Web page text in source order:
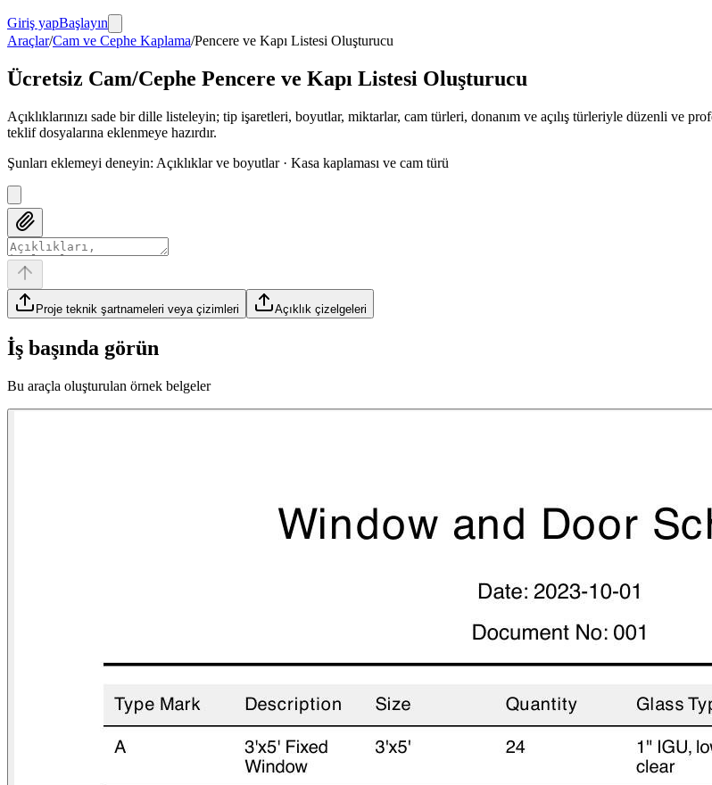
Giriş yapBaşlayın
Araçlar/Cam ve Cephe Kaplama/Pencere ve Kapı Listesi Oluşturucu
Ücretsiz Cam/Cephe Pencere ve Kapı Listesi Oluşturucu
Açıklıklarınızı sade bir dille listeleyin; tip işaretleri, boyutlar, miktarlar, cam türleri, donanım ve açılış türleriyle düzenli ve
teklif dosyalarına eklenmeye hazırdır.
Şunları eklemeyi deneyin: Açıklıklar ve boyutlar · Kasa kaplaması ve cam türü
Proje teknik şartnameleri veya çizimleri Açıklık çizelgeleri
İş başında görün
Bu araçla oluşturulan örnek belgeler